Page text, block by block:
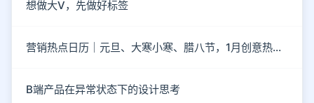
想做大V，先做好标签
营销热点日历｜元旦、大寒小寒、腊八节，1月创意热点都在这
B端产品在异常状态下的设计思考